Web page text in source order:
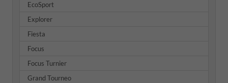
EcoSport
Explorer
Fiesta
Focus
Focus Turnier
Grand Tourneo